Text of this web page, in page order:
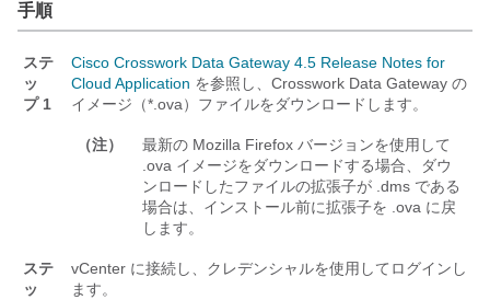
手順
ステ
ッ
プ 1
Cisco Crosswork Data Gateway 4.5 Release Notes for
Cloud Application を参照し、Crosswork Data Gateway の
イメージ（*.ova）ファイルをダウンロードします。
（注）
最新の Mozilla Firefox バージョンを使用して
.ova イメージをダウンロードする場合、ダウ
ンロードしたファイルの拡張子が .dms である
場合は、インストール前に拡張子を .ova に戻
します。
ステ
ッ
vCenter に接続し、クレデンシャルを使用してログインし
ます。